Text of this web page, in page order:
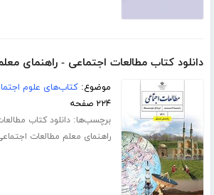
دانلود کتاب مطالعات اجتماعی - راهنمای
موضوع:کتاب‌های علوم
۲۲۴ صفحه
برچسب‌ها:دانلود کتاب
راهنمای معلم مطالعات